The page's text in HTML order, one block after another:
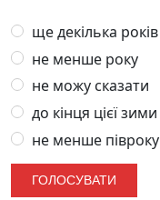
ще декілька років
не менше року
не можу сказати
до кінця цієї зими
не менше півроку